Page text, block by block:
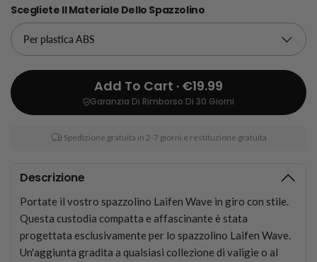
Scegliete Il Materiale Dello Spazzolino
Add To Cart · €19.99
Garanzia Di Rimborso Di 30 Giorni
Spedizione gratuita in 2-7 giorni e restituzione gratuita
Descrizione
Portate il vostro spazzolino Laifen Wave in giro con stile.
Questa custodia compatta e affascinante è stata
progettata esclusivamente per lo spazzolino Laifen Wave.
Un'aggiunta gradita a qualsiasi collezione di valigie o al